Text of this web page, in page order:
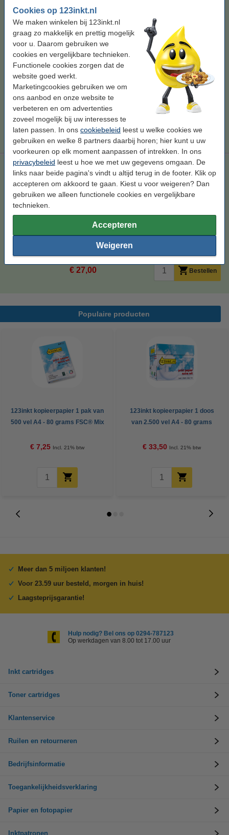
Cookies op 123inkt.nl
We maken winkelen bij 123inkt.nl
graag zo makkelijk en prettig mogelijk
voor u. Daarom gebruiken we
cookies en vergelijkbare technieken.
Functionele cookies zorgen dat de
website goed werkt.
Marketingcookies gebruiken we om
ons aanbod en onze website te
verbeteren en om advertenties
zoveel mogelijk bij uw interesses te
laten passen. In ons cookiebeleid leest u welke cookies we
gebruiken en welke 8 partners daarbij horen; hier kunt u uw
voorkeuren op elk moment aanpassen of intrekken. In ons
privacybeleid leest u hoe we met uw gegevens omgaan. De
links naar beide pagina's vindt u altijd terug in de footer. Klik op
accepteren om akkoord te gaan. Kiest u voor weigeren? Dan
gebruiken we alleen functionele cookies en vergelijkbare
technieken.
Accepteren
Weigeren
Bekijk de specificaties en omschrijving
Bespaar87,1%
op uw inkt (zonder
kwaliteitsverlies)!
Direct leverbaar
Morgen in huis
Prijs per ml € 0,30
€ 4,50 Bestellen
Wij adviseren u om deze cartridge i.p.v. de originele cartridge te
nemen.
Epson aanbieding: 3 x T050 zwart + 3 x T052 kleur (123inkt
huismerk)
zwart (1x) en kleur (3x) multipack
Direct leverbaar
Prijs per ml € 0,178
€ 27,00 Bestellen
Populaire producten
123inkt kopieerpapier 1 pak van
500 vel A4 - 80 grams FSC® Mix
€ 7,25 Incl. 21% btw
123inkt kopieerpapier 1 doos
van 2.500 vel A4 - 80 grams
€ 33,50 Incl. 21% btw
Meer dan 5 miljoen klanten!
Voor 23.59 uur besteld, morgen in huis!
Laagsteprijsgarantie!
Hulp nodig? Bel ons op 0294-787123
Op werkdagen van 8.00 tot 17.00 uur
Inkt cartridges
Toner cartridges
Klantenservice
Ruilen en retourneren
Bedrijfsinformatie
Toegankelijkheidsverklaring
Papier en fotopapier
Inktpatronen